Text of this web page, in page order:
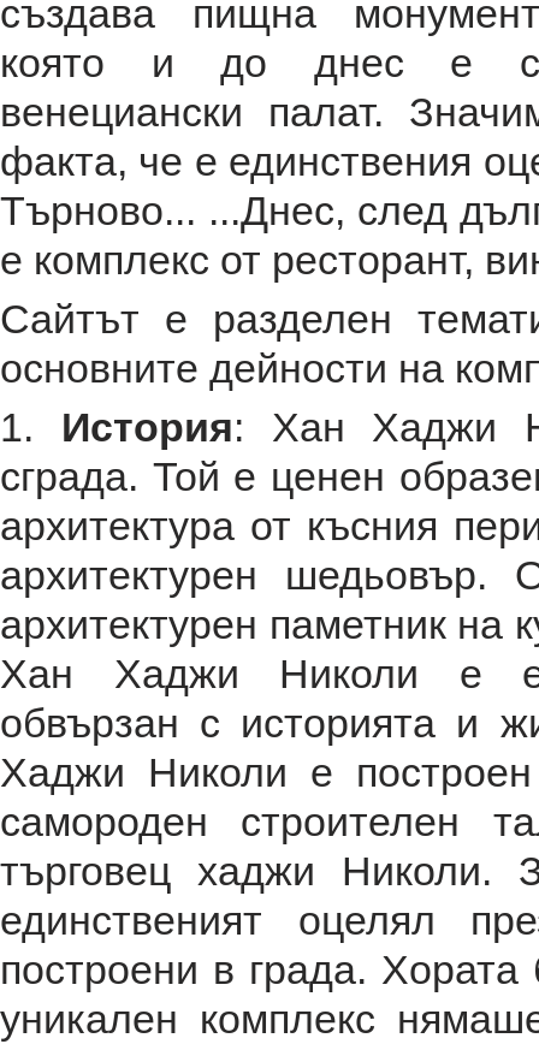
създава пищна
която и до днес е
венециански палат.
факта, че е единствения
Търново... ...Днес, след
е комплекс от ресторант,
Сайтът е разделен
основните дейности на
1. История: Хан Хаджи
сграда. Той е ценен
архитектура от късния
архитектурен
архитектурен паметник на
Хан Хаджи Николи е
обвързан с историята и
Хаджи Николи е
самороден строителен
търговец хаджи
единственият оцелял
построени в града.
уникален комплекс